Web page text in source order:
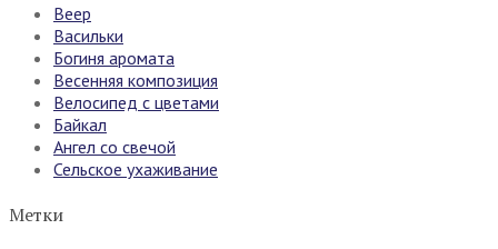
Веер
Васильки
Богиня аромата
Весенняя композиция
Велосипед с цветами
Байкал
Ангел со свечой
Сельское ухаживание
Метки